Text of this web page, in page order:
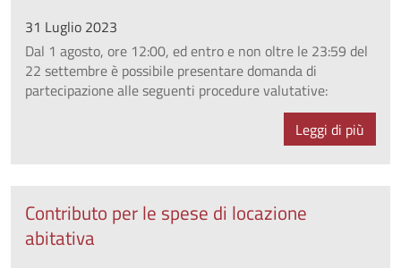
31 Luglio 2023
Dal 1 agosto, ore 12:00, ed entro e non oltre le 23:59 del
22 settembre è possibile presentare domanda di
partecipazione alle seguenti procedure valutative:
Leggi di più
Contributo per le spese di locazione
abitativa